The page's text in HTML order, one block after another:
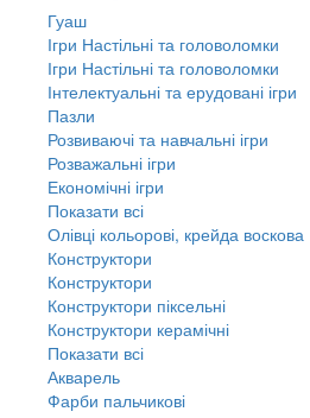
Гуаш
Ігри Настільні та головоломки
Ігри Настільні та головоломки
Інтелектуальні та ерудовані ігри
Пазли
Розвиваючі та навчальні ігри
Розважальні ігри
Економічні ігри
Показати всі
Олівці кольорові, крейда воскова
Конструктори
Конструктори
Конструктори піксельні
Конструктори керамічні
Показати всі
Акварель
Фарби пальчикові